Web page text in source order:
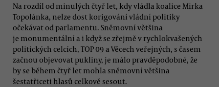
Na rozdíl od minulých čtyř let, kdy vládla koalice Mirka
Topolánka, nelze dost korigování vládní politiky
očekávat od parlamentu. Sněmovní většina
je monumentální a i když se zřejmě v rychlokvašených
politických celcích, TOP 09 a Věcech veřejných, s časem
začnou objevovat pukliny, je málo pravděpodobné, že
by se během čtyř let mohla sněmovní většina
šestatřiceti hlasů celkově sesout.